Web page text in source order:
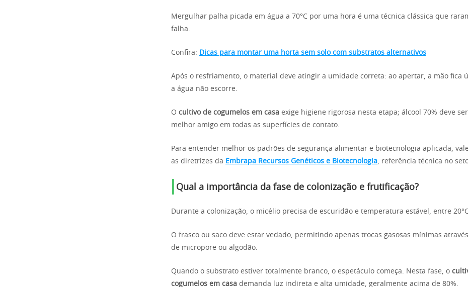
Mergulhar palha picada em água a 70°C por uma hora é uma técnica clássica que
falha.
Confira: Dicas para montar uma horta sem solo com substratos alternativos
Após o resfriamento, o material deve atingir a umidade correta: ao apertar, a mão fica
a água não escorre.
O cultivo de cogumelos em casa exige higiene rigorosa nesta etapa; álcool 70% deve
melhor amigo em todas as superfícies de contato.
Para entender melhor os padrões de segurança alimentar e biotecnologia aplicada,
as diretrizes da Embrapa Recursos Genéticos e Biotecnologia, referência técnica no
Qual a importância da fase de colonização e frutificação?
Durante a colonização, o micélio precisa de escuridão e temperatura estável, entre 20°C
O frasco ou saco deve estar vedado, permitindo apenas trocas gasosas mínimas
de micropore ou algodão.
Quando o substrato estiver totalmente branco, o espetáculo começa. Nesta fase, o
cogumelos em casa demanda luz indireta e alta umidade, geralmente acima de 80%.